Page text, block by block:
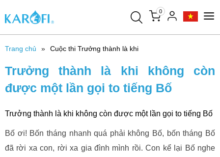
0
Trang chủ Cuộc thi Trưởng thành là khi
Trưởng thành là khi không còn
được một lần gọi to tiếng Bố
Trưởng thành là khi không còn được một lần gọi to tiếng Bố
Bố ơi! Bốn tháng nhanh quá phải không Bố, bốn tháng Bố
đã rời xa con, rời xa gia đình mình rồi. Con kể lại Bố nghe